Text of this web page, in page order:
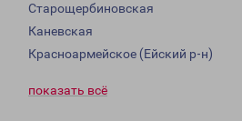
Старощербиновская
Каневская
Красноармейское (Ейский р-н)
показать всё